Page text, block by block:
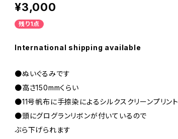
¥3,000
残り1点
International shipping available
●ぬいぐるみです
●高さ150mmくらい
●11号帆布に手捺染によるシルクスクリーンプリント
●頭にグログランリボンが付いているので
ぶら下げられます